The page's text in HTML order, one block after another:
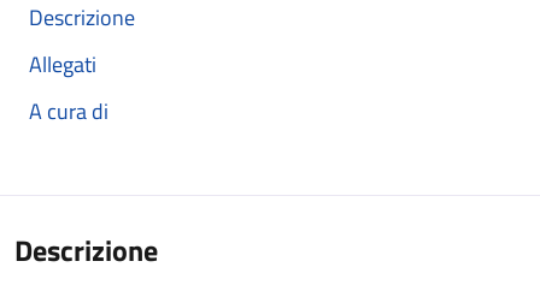
Descrizione
Allegati
A cura di
Descrizione